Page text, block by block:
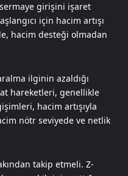
girişini işaret
için hacim artışı
hacim desteği olmadan
ilginin azaldığı
hareketleri, genellikle
hacim artışıyla
nötr seviyede ve netlik
takip etmeli. Z-